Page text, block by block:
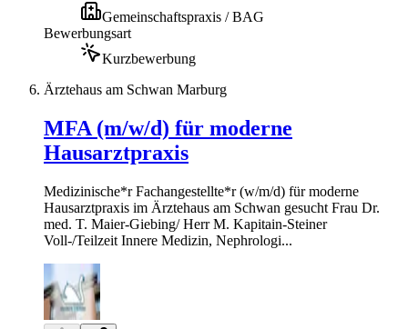
Gemeinschaftspraxis / BAG
Bewerbungsart
Kurzbewerbung
Ärztehaus am Schwan Marburg
MFA (m/w/d) für moderne
Hausarztpraxis
Medizinische*r Fachangestellte*r (w/m/d) für moderne
Hausarztpraxis im Ärztehaus am Schwan gesucht Frau Dr.
med. T. Maier-Giebing/ Herr M. Kapitain-Steiner
Voll-/Teilzeit Innere Medizin, Nephrologi...